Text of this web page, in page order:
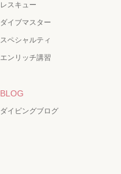
レスキュー
ダイブマスター
スペシャルティ
エンリッチ講習
BLOG
ダイビングブログ